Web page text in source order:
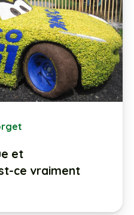
et
ce vraiment